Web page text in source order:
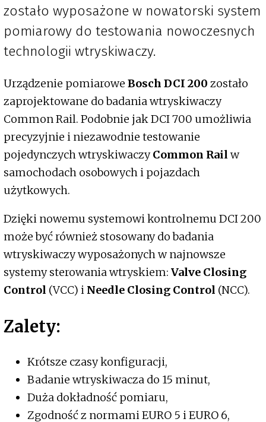
zostało wyposażone w nowatorski system
pomiarowy do testowania nowoczesnych
technologii wtryskiwaczy.
Urządzenie pomiarowe Bosch DCI 200 zostało
zaprojektowane do badania wtryskiwaczy
Common Rail. Podobnie jak DCI 700 umożliwia
precyzyjnie i niezawodnie testowanie
pojedynczych wtryskiwaczyCommon Railw
samochodach osobowych i pojazdach
użytkowych.
Dzięki nowemu systemowi kontrolnemu DCI 200
może być również stosowany do badania
wtryskiwaczy wyposażonych w najnowsze
systemy sterowania wtryskiem: Valve Closing
Control (VCC) i Needle Closing Control (NCC).
Zalety:
Krótsze czasy konfiguracji,
Badanie wtryskiwacza do 15 minut,
Duża dokładność pomiaru,
Zgodność z normami EURO 5 i EURO 6,